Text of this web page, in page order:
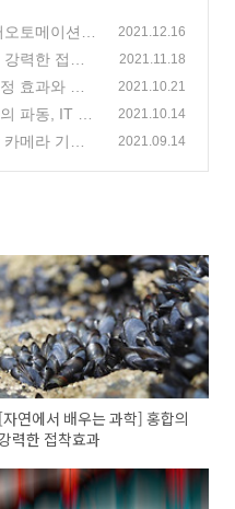
토메이션은
2021.12.16
력한 접착
2021.11.18
효과와 연
2021.10.21
파동, IT 기
2021.10.14
메라 기술
2021.09.14
[자연에서 배우는 과학] 홍합의
력한 접착효과